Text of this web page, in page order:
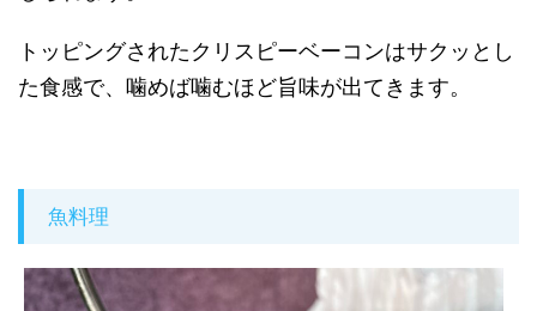
トッピングされたクリスピーベーコンはサクッとし
た食感で、噛めば噛むほど旨味が出てきます。
魚料理